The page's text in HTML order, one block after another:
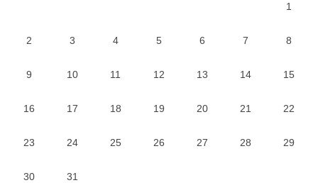
1
2 3 4 5 6 7 8
9 10 11 12 13 14 15
16 17 18 19 20 21 22
23 24 25 26 27 28 29
30 31